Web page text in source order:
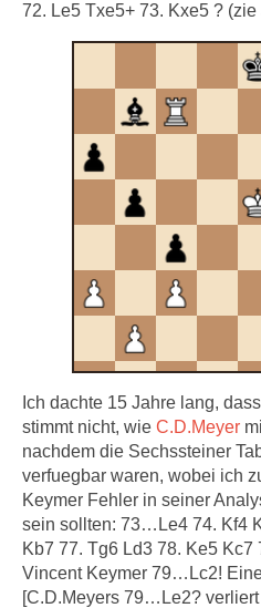
72. Le5 Txe5+ 73. Kxe5 ?
Ich dachte 15 Jahre lang,
stimmt nicht, wie C.D.Meyer
nachdem die Sechssteiner
verfuegbar waren, wobei ich
Keymer Fehler in seiner
sein sollten: 73…Le4 74. Kf4
Kb7 77. Tg6 Ld3 78. Ke5 Kc7
Vincent Keymer 79…Lc2!
[C.D.Meyers 79…Le2?